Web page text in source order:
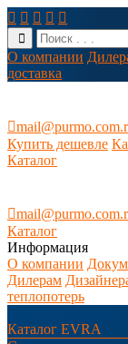
    
О компании
доставка

Купить дешевле
Каталог

Каталог
Информация
О компании
Дилерам
теплопотерь
Каталог EVRA